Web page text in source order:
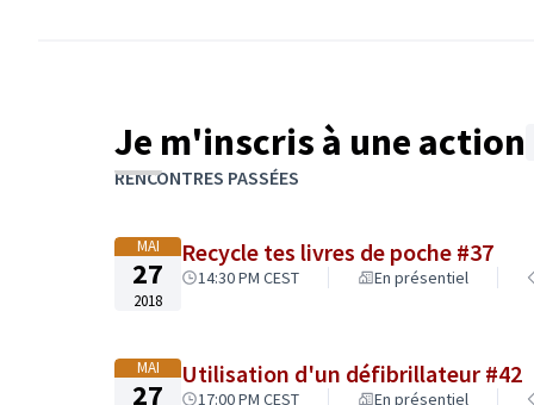
Je m'inscris à une action
L'élément suivant est une carte qui présente les
Passer la carte
−
RENCONTRES PASSÉES
MAI
27
2018
Recycle tes livres de poche #37
14:30 PM CEST En présentiel
MAI
27
Utilisation d'un défibrillateur #42
17:00 PM CEST En présentiel